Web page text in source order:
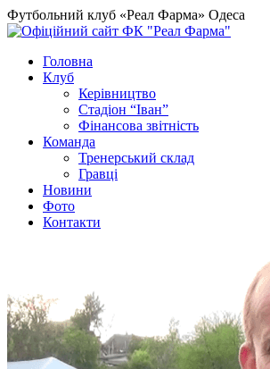
Футбольний клуб «Реал Фарма» Одеса
Головна
Клуб
Керівництво
Стадіон “Іван”
Фінансова звітність
Команда
Тренерський склад
Гравці
Новини
Фото
Контакти